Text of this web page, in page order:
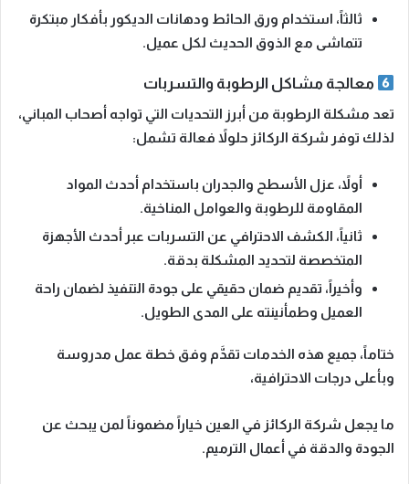
ثالثاً، استخدام ورق الحائط ودهانات الديكور بأفكار مبتكرة
تتماشى مع الذوق الحديث لكل عميل.
معالجة مشاكل الرطوبة والتسربات
تعد مشكلة الرطوبة من أبرز التحديات التي تواجه أصحاب المباني،
لذلك توفر شركة الركائز حلولاً فعالة تشمل:
أولاً، عزل الأسطح والجدران باستخدام أحدث المواد
المقاومة للرطوبة والعوامل المناخية.
ثانياً، الكشف الاحترافي عن التسربات عبر أحدث الأجهزة
المتخصصة لتحديد المشكلة بدقة.
وأخيراً، تقديم ضمان حقيقي على جودة التنفيذ لضمان راحة
العميل وطمأنينته على المدى الطويل.
ختاماً، جميع هذه الخدمات تقدَّم وفق خطة عمل مدروسة
وبأعلى درجات الاحترافية،
ما يجعل شركة الركائز في العين خياراً مضموناً لمن يبحث عن
الجودة والدقة في أعمال الترميم.